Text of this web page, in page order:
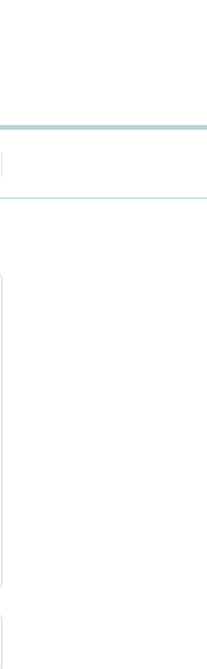
拠点一覧